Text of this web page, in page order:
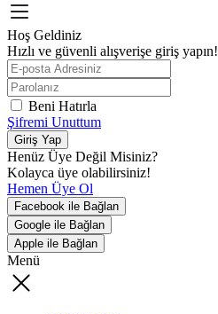
Hoş Geldiniz
Hızlı ve güvenli alışverişe giriş yapın!
Beni Hatırla
Şifremi Unuttum
Giriş Yap
Henüz Üye Değil Misiniz?
Kolayca üye olabilirsiniz!
Hemen Üye Ol
Facebook ile Bağlan
Google ile Bağlan
Apple ile Bağlan
Menü